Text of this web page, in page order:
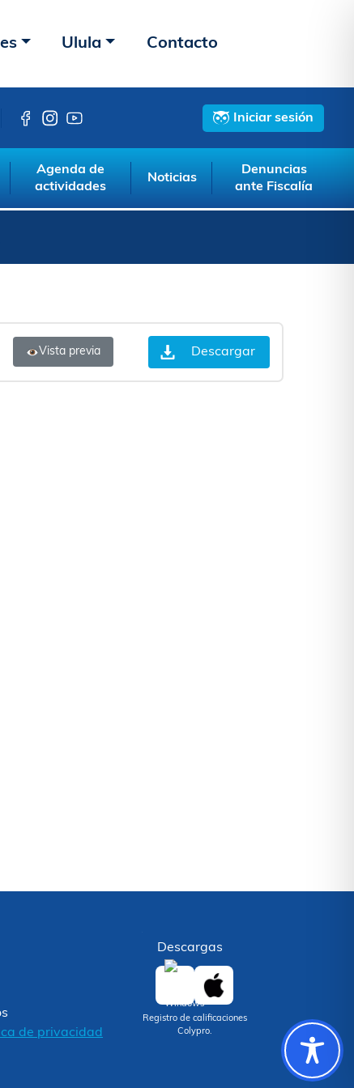
Ulula Contacto
Iniciar sesión
Agenda de
actividades
Noticias
Denuncias
ante Fiscalía
Vista previa Descargar
de privacidad
Descargas
Registro de calificaciones
Colypro.